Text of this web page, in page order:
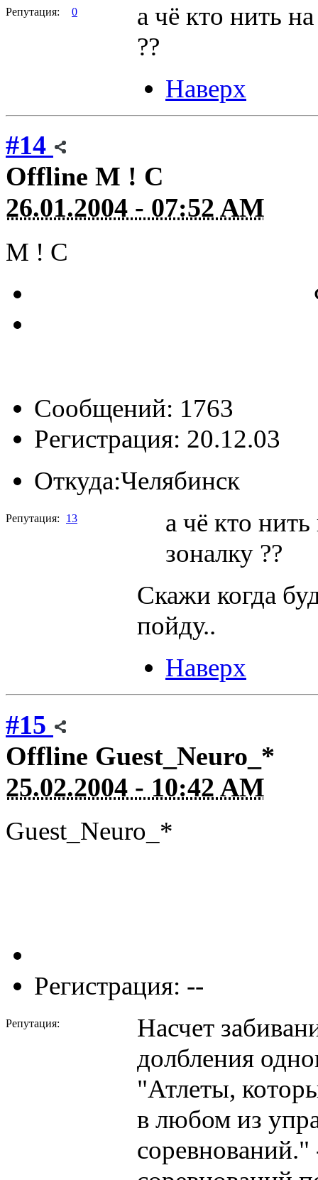
Репутация: 0
а чё кто нить
??
Наверх
#14
Offline M ! C
26.01.2004 - 07:52 AM
M ! C
Сообщений: 1763
Регистрация: 20.12.03
Откуда:Челябинск
Репутация: 13
а чё кто
зоналку ??
Скажи когда
пойду..
Наверх
#15
Offline Guest_Neuro_*
25.02.2004 - 10:42 AM
Guest_Neuro_*
Регистрация: --
Репутация:
Насчет
долбления
"Атлеты,
в любом из